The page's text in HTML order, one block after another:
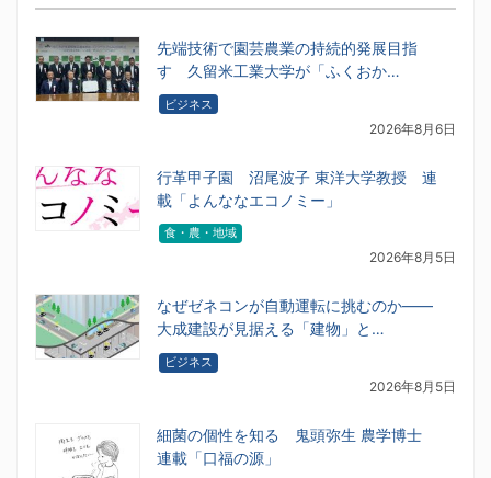
先端技術で園芸農業の持続的発展目指
す 久留米工業大学が「ふくおか…
ビジネス
2026年8月6日
行革甲子園 沼尾波子 東洋大学教授 連
載「よんななエコノミー」
食・農・地域
2026年8月5日
なぜゼネコンが自動運転に挑むのか――
大成建設が見据える「建物」と…
ビジネス
2026年8月5日
細菌の個性を知る 鬼頭弥生 農学博士
連載「口福の源」